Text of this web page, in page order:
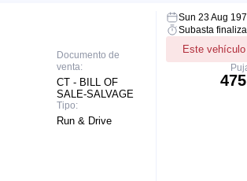
Documento de
venta:
CT - BILL OF
SALE-SALVAGE
Tipo:
Run & Drive
Sun 23 Aug
Subasta
Este